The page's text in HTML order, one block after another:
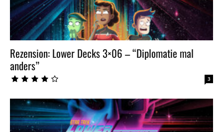
Rezension: Lower Decks 3×06 – “Diplomatie mal
anders”
3